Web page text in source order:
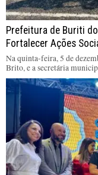
Prefeitura de Buriti
Fortalecer Ações
Na quinta-feira, 5 de
Brito, e a secretária